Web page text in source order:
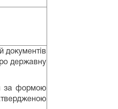
документів
державну
за формою